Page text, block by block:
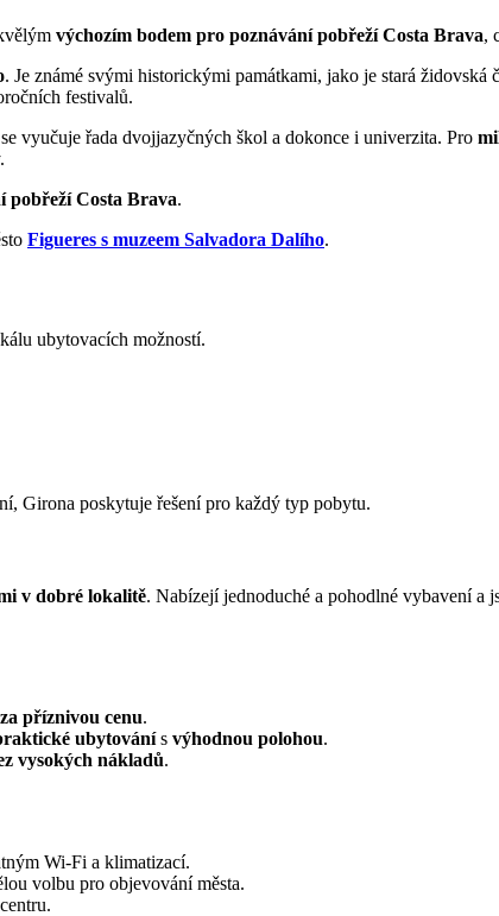
výchozím bodem pro poznávání pobřeží Costa Brava,
. Je známé svými historickými památkami, jako je stará
festivalů.
vyučuje řada dvojjazyčných škol a dokonce i univerzita. Pro
pobřeží Costa Brava.
Figueres s muzeem Salvadora Dalího.
ubytovacích možností.
Girona poskytuje řešení pro každý typ pobytu.
v dobré lokalitě. Nabízejí jednoduché a pohodlné vybavení
za příznivou cenu.
ubytovánís výhodnou polohou.
vysokých nákladů.
Wi-Fi a klimatizací.
volbu pro objevování města.